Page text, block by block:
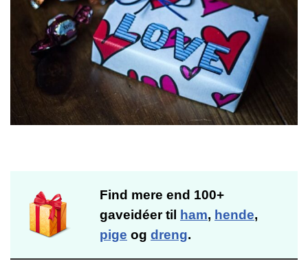
Find mere end 100+
gaveidéer til
ham, hende,
pige og dreng.